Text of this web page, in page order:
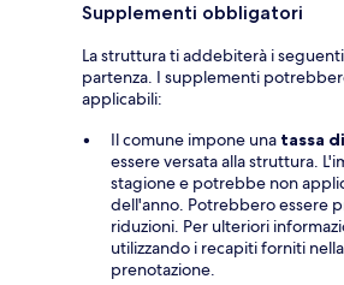
Supplementi obbligatori
La struttura ti addebiterà i
partenza. I supplementi
applicabili:
Il comune impone una tassa
essere versata alla struttura.
stagione e potrebbe non
dell'anno. Potrebbero essere
riduzioni. Per ulteriori
utilizzando i recapiti forniti
prenotazione.